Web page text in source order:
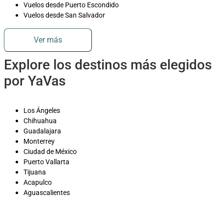
Vuelos desde Puerto Escondido
Vuelos desde San Salvador
Ver más
Explore los destinos más elegidos
por YaVas
Los Ángeles
Chihuahua
Guadalajara
Monterrey
Ciudad de México
Puerto Vallarta
Tijuana
Acapulco
Aguascalientes